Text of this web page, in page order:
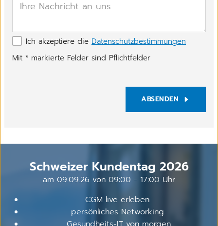
Ihre Nachricht an uns
Ich akzeptiere die Datenschutzbestimmungen
Mit * markierte Felder sind Pflichtfelder
ABSENDEN
Schweizer Kundentag 2026
am 09.09.26 von 09:00 - 17:00 Uhr
CGM live erleben
persönliches Networking